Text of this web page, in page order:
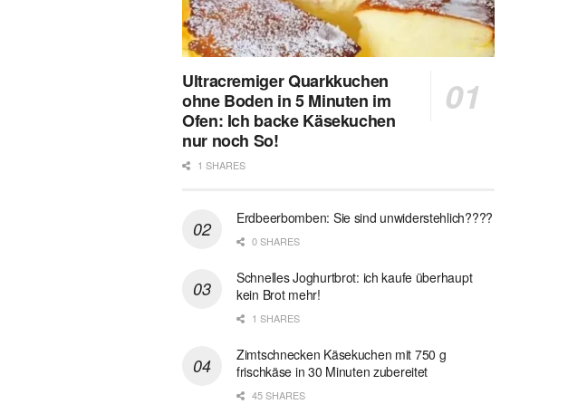
Ultracremiger Quarkkuchen
ohne Boden in 5 Minuten im
Ofen: Ich backe Käsekuchen
nur noch So!
1 SHARES
Erdbeerbomben: Sie sind unwiderstehlich????
0 SHARES
Schnelles Joghurtbrot: ich kaufe überhaupt
kein Brot mehr!
1 SHARES
Zimtschnecken Käsekuchen mit 750 g
frischkäse in 30 Minuten zubereitet
45 SHARES